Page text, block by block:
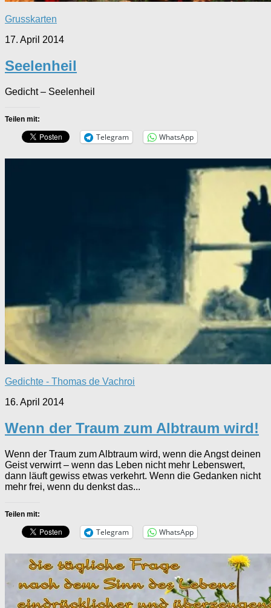
Grusskarten
17. April 2014
Seelenheil
Gedicht – Seelenheil
Teilen mit:
Telegram WhatsApp
Gedichte - Thomas de Vachroi
16. April 2014
Wenn der Traum zum Albtraum wird!
Wenn der Traum zum Albtraum wird, wenn die Angst deinen
Geist verwirrt – wenn das Leben nicht mehr Lebenswert,
dann läuft gewiss etwas verkehrt. Wenn die Gedanken nicht
mehr frei, wenn du denkst das...
Teilen mit:
Telegram WhatsApp